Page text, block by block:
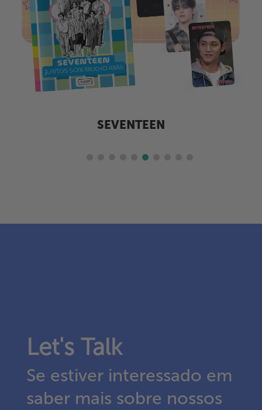
SEVENTEEN
Let's Talk
Se estiver interessado em
saber mais sobre nossos